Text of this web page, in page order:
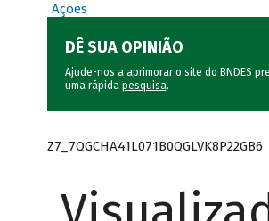
Ações
DÊ SUA OPINIÃO
Ajude-nos a aprimorar o site do BNDES
uma rápida pesquisa.
Z7_7QGCHA41L071B0QGLVK8P22GB6